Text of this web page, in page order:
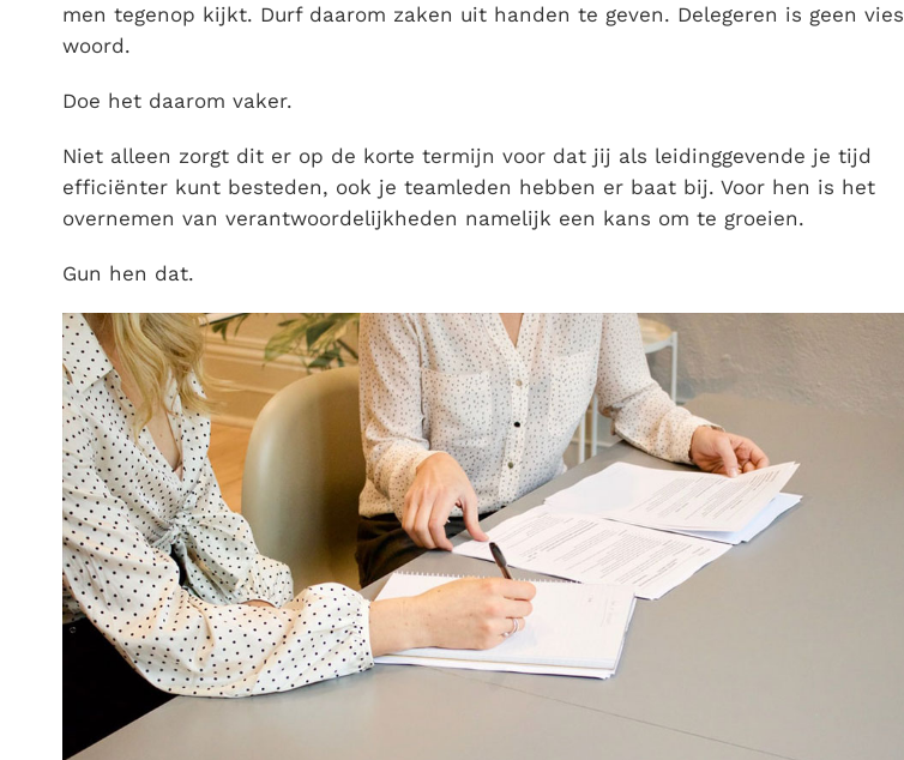
men tegenop kijkt. Durf daarom zaken uit handen te geven. Delegeren is geen vies
woord.
Doe het daarom vaker.
Niet alleen zorgt dit er op de korte termijn voor dat jij als leidinggevende je tijd
efficiënter kunt besteden, ook je teamleden hebben er baat bij. Voor hen is het
overnemen van verantwoordelijkheden namelijk een kans om te groeien.
Gun hen dat.